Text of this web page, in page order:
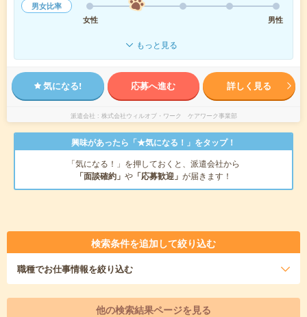
男女比率
女性
男性
もっと見る
気になる! 応募へ進む 詳しく見る
派遣会社 株式会社ウィルオブ・ワーク ケアワーク事業部
興味があったら「★気になる！」をタップ！
「気になる！」を押しておくと、派遣会社から
「面談確約」 や 「応募歓迎」 が届きます！
検索条件を追加して絞り込む
職種でお仕事情報を絞り込む
他の検索結果ページを見る